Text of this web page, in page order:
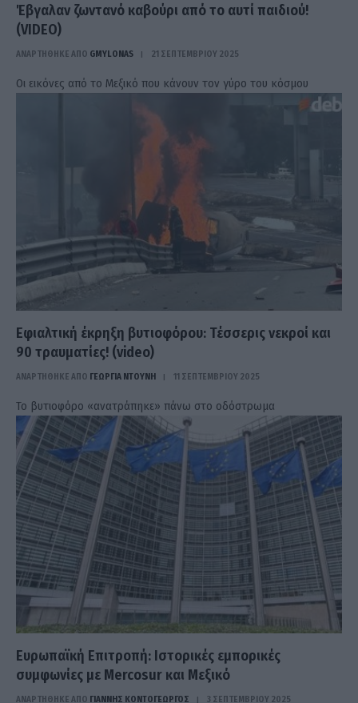
Έβγαλαν ζωντανό καβούρι από το αυτί παιδιού!
(VIDEO)
ΑΝΑΡΤΗΘΗΚΕ ΑΠΟ GMYLONAS 21 ΣΕΠΤΕΜΒΡΊΟΥ 2025
Οι εικόνες από το Μεξικό που κάνουν τον γύρο του κόσμου
Εφιαλτική έκρηξη βυτιοφόρου: Τέσσερις νεκροί και
90 τραυματίες! (video)
ΑΝΑΡΤΗΘΗΚΕ ΑΠΟ ΓΕΩΡΓΊΑ ΝΤΟΎΝΗ 11 ΣΕΠΤΕΜΒΡΊΟΥ 2025
Το βυτιοφόρο «ανατράπηκε» πάνω στο οδόστρωμα
Ευρωπαϊκή Επιτροπή: Ιστορικές εμπορικές
συμφωνίες με Mercosur και Μεξικό
ΑΝΑΡΤΗΘΗΚΕ ΑΠΟ ΓΙΆΝΝΗΣ ΚΟΝΤΟΓΕΏΡΓΟΣ 3 ΣΕΠΤΕΜΒΡΊΟΥ 2025